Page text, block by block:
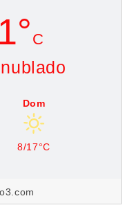
C
Dom
8/17°C